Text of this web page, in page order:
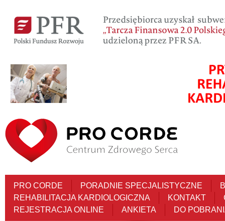
PRO CORDE PORADNIE SPECJALISTYCZNE
REHABILITACJA KARDIOLOGICZNA
KONTAKT
REJESTRACJA ONLINE
ANKIETA DO